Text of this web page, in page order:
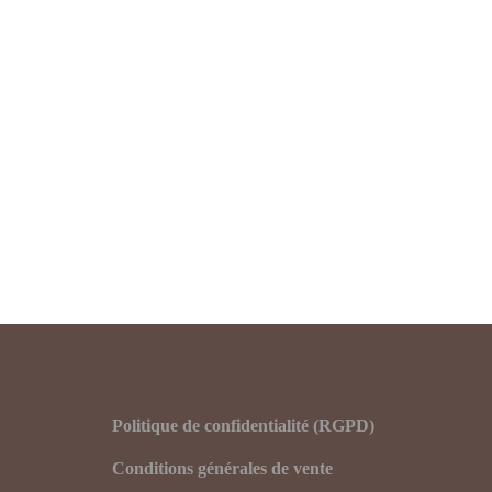
Politique de confidentialité (RGPD)
Conditions générales de vente